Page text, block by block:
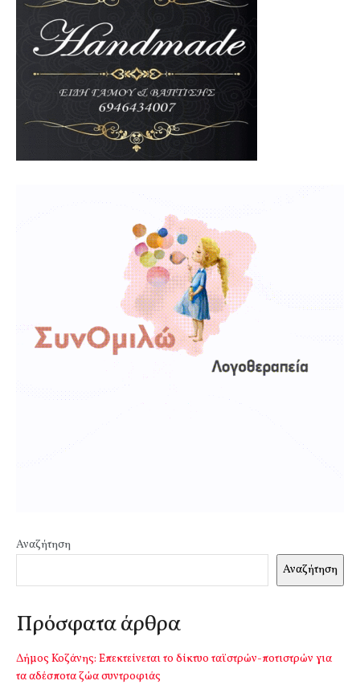
Αναζήτηση
Αναζήτηση
Πρόσφατα άρθρα
Δήμος Κοζάνης: Επεκτείνεται το δίκτυο ταϊστρών-ποτιστρών για
τα αδέσποτα ζώα συντροφιάς